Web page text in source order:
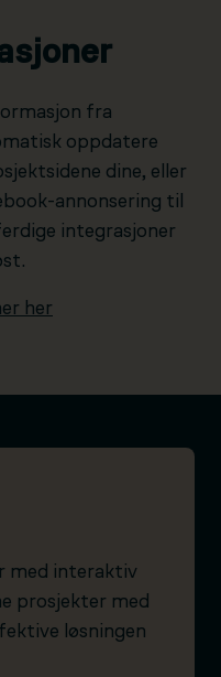
fra
oppdatere
dine, eller
annonsering til
integrasjoner
her
med interaktiv
prosjekter med
løsningen